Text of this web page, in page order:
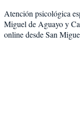
Atención psicológica
Miguel de Aguayoy
online desde San